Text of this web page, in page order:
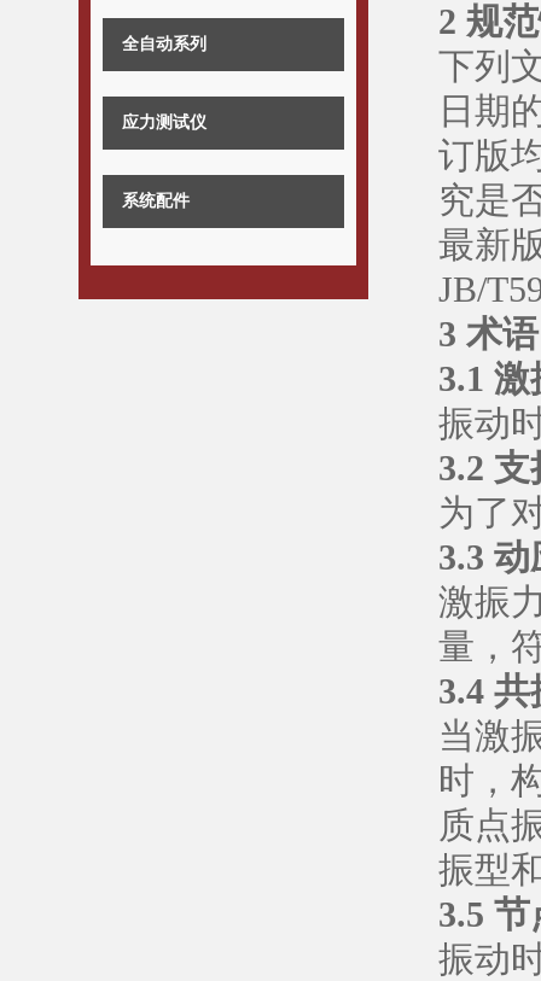
全自动系列
应力测试仪
系统配件
2 规
下列
日期
订版
究是
最新
JB/
3 术
3.1
振动
3.2
为了
3.3
激振
量，
3.4
当激
时，
质点
振型
3.5
振动